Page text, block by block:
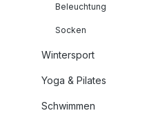
Beleuchtung
Socken
Wintersport
Yoga & Pilates
Schwimmen